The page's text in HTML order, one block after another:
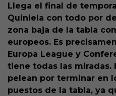
Llega el final de
Quiniela con todo por
zona baja de la tabla
europeos. Es
Europa League y
tiene todas las miradas.
pelean por terminar en
puestos de la tabla, ya